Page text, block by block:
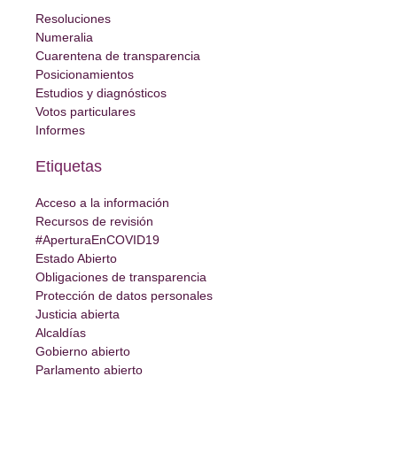
Resoluciones
Numeralia
Cuarentena de transparencia
Posicionamientos
Estudios y diagnósticos
Votos particulares
Informes
Etiquetas
Acceso a la información
Recursos de revisión
#AperturaEnCOVID19
Estado Abierto
Obligaciones de transparencia
Protección de datos personales
Justicia abierta
Alcaldías
Gobierno abierto
Parlamento abierto